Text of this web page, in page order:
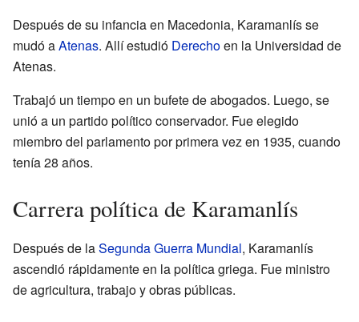
Después de su infancia en Macedonia, Karamanlís se
mudó aAtenas. Allí estudió Derechoen la Universidad de
Atenas.
Trabajó un tiempo en un bufete de abogados. Luego, se
unió a un partido político conservador. Fue elegido
miembro del parlamento por primera vez en 1935, cuando
tenía 28 años.
Carrera política de Karamanlís
Después de laSegunda Guerra Mundial, Karamanlís
ascendió rápidamente en la política griega. Fue ministro
de agricultura, trabajo y obras públicas.